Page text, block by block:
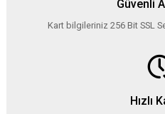
Güvenli
Kart bilgileriniz 256 Bit SSL
Hızlı